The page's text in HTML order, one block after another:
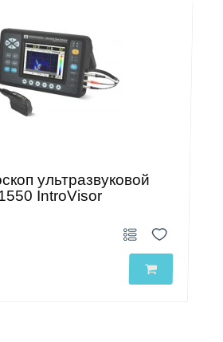
ультразвуковой
IntroVisor